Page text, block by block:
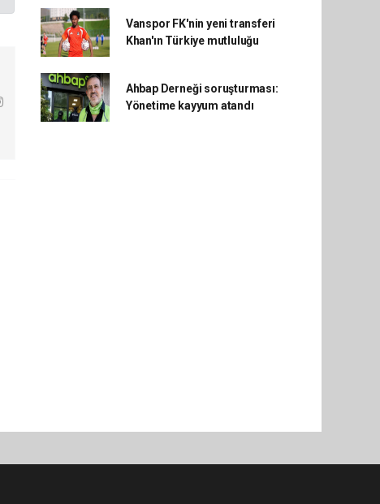
Vanspor FK'nin yeni transferi
Khan'ın Türkiye mutluluğu
Ahbap Derneği soruşturması:
Yönetime kayyum atandı